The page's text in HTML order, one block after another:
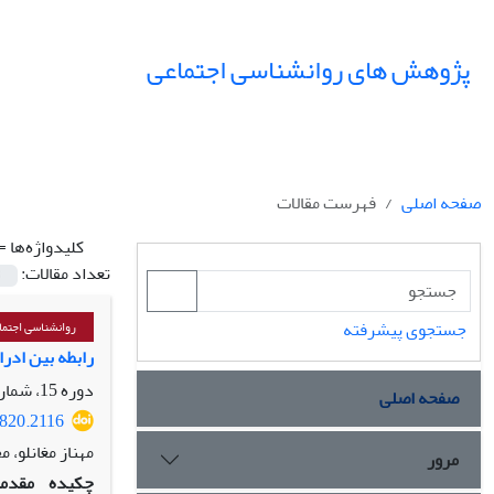
پژوهش های روانشناسی اجتماعی
صفحه اصلی
فهرست مقالات
کلیدواژه‌ها
تعداد مقالات:
روانشناسی
رابطه بین
دوره 15، شماره 60، زمستان 1404
مهناز
چکیده
جستجوی پیشرفته
صفحه اصلی
مرور